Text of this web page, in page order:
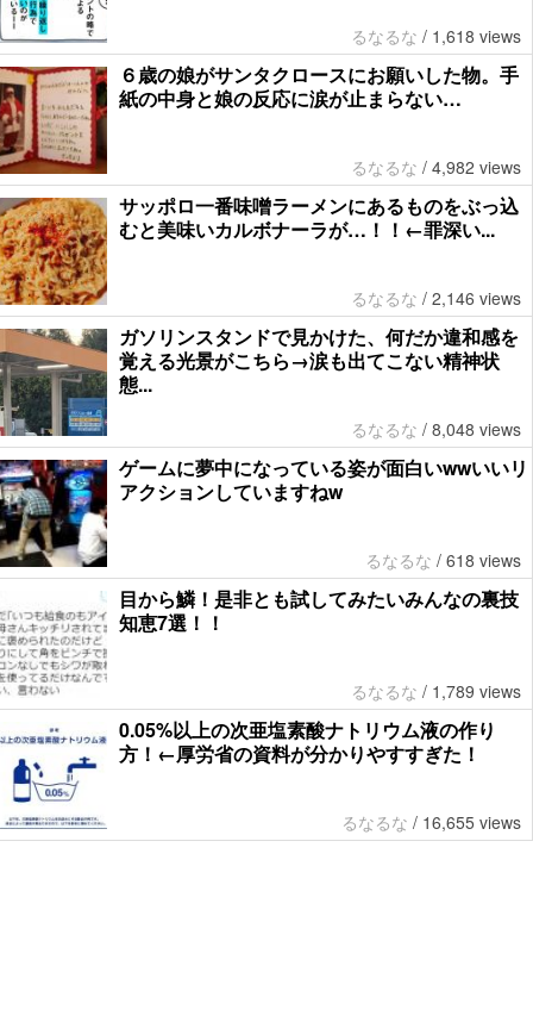
るなるな / 1,618 views
６歳の娘がサンタクロースにお願いした物。手
紙の中身と娘の反応に涙が止まらない…
るなるな / 4,982 views
サッポロ一番味噌ラーメンにあるものをぶっ込
むと美味いカルボナーラが…！！←罪深い...
るなるな / 2,146 views
ガソリンスタンドで見かけた、何だか違和感を
覚える光景がこちら→涙も出てこない精神状
態...
るなるな / 8,048 views
ゲームに夢中になっている姿が面白いwwいいリ
アクションしていますねw
るなるな / 618 views
目から鱗！是非とも試してみたいみんなの裏技
知恵7選！！
るなるな / 1,789 views
0.05%以上の次亜塩素酸ナトリウム液の作り
方！←厚労省の資料が分かりやすすぎた！
るなるな / 16,655 views